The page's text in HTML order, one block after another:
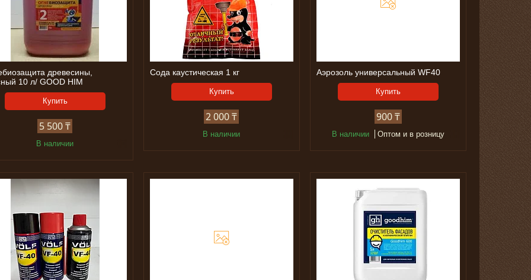
древесины,
10 л/ GOOD HIM
Купить
5 500 ₸
В наличии
Сода каустическая 1 кг
Купить
2 000 ₸
В наличии
Аэрозоль универсальный WF40
Купить
900 ₸
В наличии Оптом и в розницу